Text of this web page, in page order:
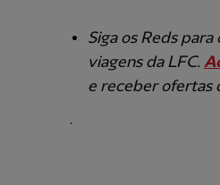
Siga os Reds
viagens da LFC.
e receber ofertas
.